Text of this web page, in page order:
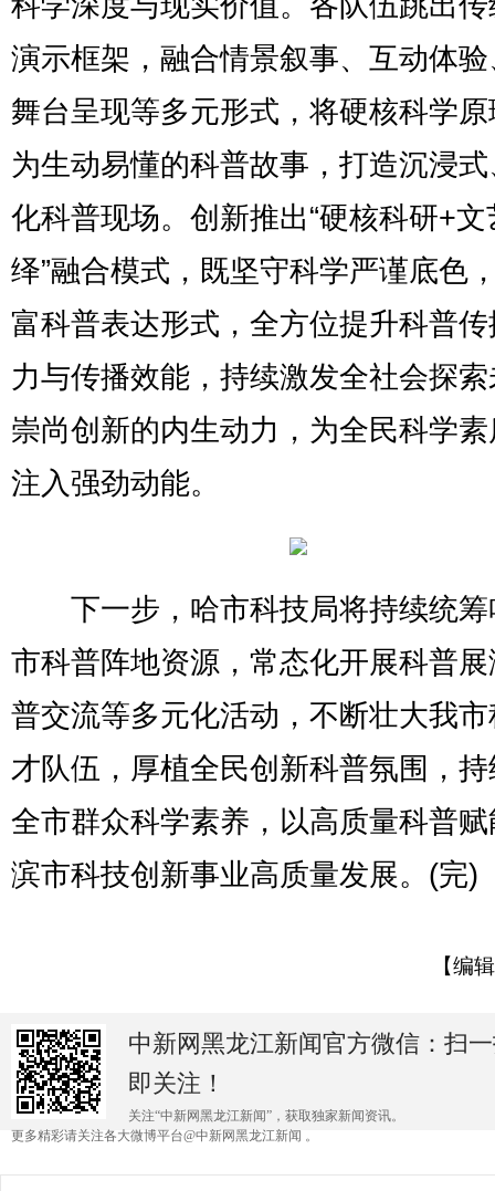
演示框架，融合情景叙事、互动体
舞台呈现等多元形式，将硬核科学
为生动易懂的科普故事，打造沉浸
化科普现场。创新推出“硬核科研+文
绎”融合模式，既坚守科学严谨底色
富科普表达形式，全方位提升科普
力与传播效能，持续激发全社会探
崇尚创新的内生动力，为全民科学
注入强劲动能。
下一步，哈市科技局将持续统筹
市科普阵地资源，常态化开展科普
普交流等多元化活动，不断壮大我
才队伍，厚植全民创新科普氛围，
全市群众科学素养，以高质量科普
滨市科技创新事业高质量发展。(完)
【编
中新网黑龙江新闻官方微信：扫
即关注！
关注“中新网黑龙江新闻”，获取独家新闻资讯。
更多精彩请关注各大微博平台@中新网黑龙江新闻 。